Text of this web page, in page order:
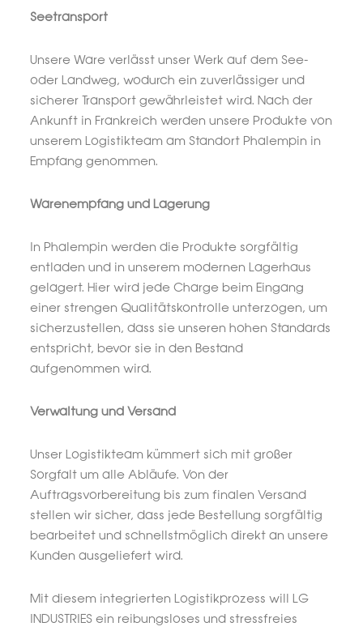
Seetransport
Unsere Ware verlässt unser Werk auf dem See-
oder Landweg, wodurch ein zuverlässiger und
sicherer Transport gewährleistet wird. Nach der
Ankunft in Frankreich werden unsere Produkte von
unserem Logistikteam am Standort Phalempin in
Empfang genommen.
Warenempfang und Lagerung
In Phalempin werden die Produkte sorgfältig
entladen und in unserem modernen Lagerhaus
gelagert. Hier wird jede Charge beim Eingang
einer strengen Qualitätskontrolle unterzogen, um
sicherzustellen, dass sie unseren hohen Standards
entspricht, bevor sie in den Bestand
aufgenommen wird.
Verwaltung und Versand
Unser Logistikteam kümmert sich mit großer
Sorgfalt um alle Abläufe. Von der
Auftragsvorbereitung bis zum finalen Versand
stellen wir sicher, dass jede Bestellung sorgfältig
bearbeitet und schnellstmöglich direkt an unsere
Kunden ausgeliefert wird.
Mit diesem integrierten Logistikprozess will LG
INDUSTRIES ein reibungsloses und stressfreies